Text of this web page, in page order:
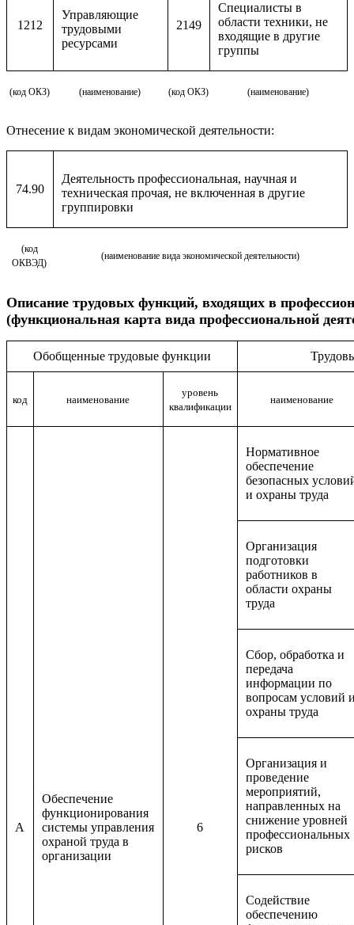
1212
Управляющие
трудовыми
ресурсами
2149
Специалисты в
области техники, не
входящие в другие
группы
(код ОКЗ) (наименование) (код ОКЗ) (наименование)
Отнесение к видам экономической деятельности:
74.90
Деятельность профессиональная, научная и
техническая прочая, не включенная в другие
группировки
(код
ОКВЭД)
(наименование вида экономической деятельности)
Описание трудовых функций, входящих в
(функциональная карта вида профессиональной
Обобщенные трудовые функции
код наименование
уровень
квалификации
наименование
A
Обеспечение
функционирования
системы управления
охраной труда в
организации
6
Нормативное
обеспечение
безопасных
и охраны труда
Организация
подготовки
работников в
области охраны
труда
Сбор, обработка и
передача
информации по
вопросам условий
охраны труда
Организация и
проведение
мероприятий,
направленных на
снижение уровней
профессиональных
рисков
Содействие
обеспечению